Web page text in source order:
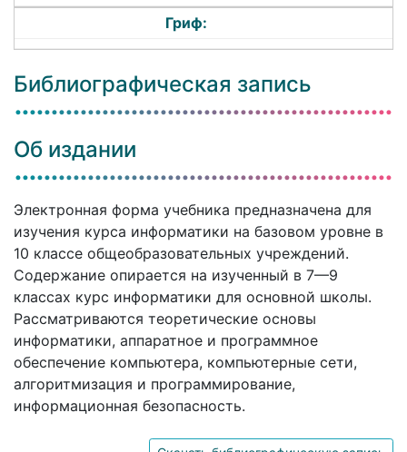
Гриф:
Библиографическая запись
Об издании
Электронная форма учебника предназначена для
изучения курса информатики на базовом уровне в
10 классе общеобразовательных учреждений.
Содержание опирается на изученный в 7—9
классах курс информатики для основной школы.
Рассматриваются теоретические основы
информатики, аппаратное и программное
обеспечение компьютера, компьютерные сети,
алгоритмизация и программирование,
информационная безопасность.